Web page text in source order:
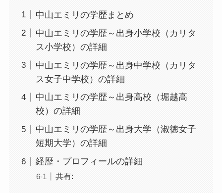
中山エミリの学歴まとめ
中山エミリの学歴～出身小学校（カリタ
ス小学校）の詳細
中山エミリの学歴～出身中学校（カリタ
ス女子中学校）の詳細
中山エミリの学歴～出身高校（堀越高
校）の詳細
中山エミリの学歴～出身大学（淑徳女子
短期大学）の詳細
経歴・プロフィールの詳細
共有: